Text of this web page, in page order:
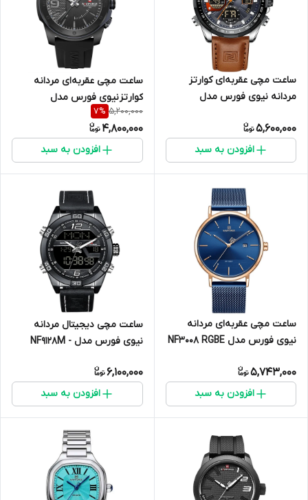
ساعت مچی عقربه‌ای کوارتز
مردانه نیوی فورس مدل
5,600,000
افزودن به سبد
ساعت مچی عقربه‌ای مردانه
کوارتز نیوی فورس مدل
Naviforce nf7112
5,200,000
7%
4,800,000
افزودن به سبد
ساعت مچی عقربه‌ای مردانه
نیوی فورس مدل NF3008 RGBE
5,743,000
افزودن به سبد
ساعت مچی دیجیتال مردانه
نیوی فورس مدل NF9128M -
6,100,000
افزودن به سبد